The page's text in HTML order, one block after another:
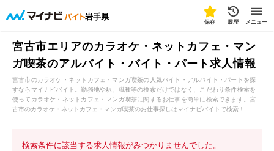
岩手県
保存 履歴 メニュー
宮古市エリアのカラオケ・ネットカフェ・マン
ガ喫茶のアルバイト・バイト・パート求人情報
宮古市のカラオケ・ネットカフェ・マンガ喫茶の人気バイト・アルバイト・パートを探
すならマイナビバイト。勤務地や駅、職種等の検索だけではなく、こだわり条件検索を
使ってカラオケ・ネットカフェ・マンガ喫茶に関するお仕事を簡単に検索できます。宮
古市のカラオケ・ネットカフェ・マンガ喫茶のお仕事探しはマイナビバイトで検索！
検索条件に該当する求人情報がみつかりませんでした。